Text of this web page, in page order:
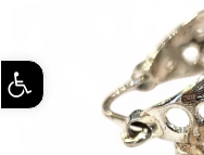
פתח